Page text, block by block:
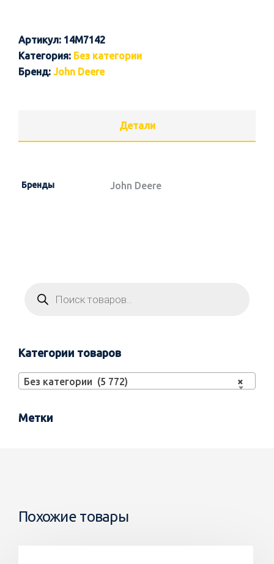
Артикул: 14M7142
Категория: Без категории
Бренд: John Deere
Детали
Бренды John Deere
Категории товаров
×
Без категории (5 772)
Метки
Похожие товары